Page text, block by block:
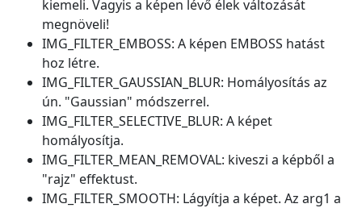
kiemeli. Vagyis a képen lévő élek változását
megnöveli!
IMG_FILTER_EMBOSS: A képen EMBOSS hatást
hoz létre.
IMG_FILTER_GAUSSIAN_BLUR: Homályosítás az
ún. "Gaussian" módszerrel.
IMG_FILTER_SELECTIVE_BLUR: A képet
homályosítja.
IMG_FILTER_MEAN_REMOVAL: kiveszi a képből a
"rajz" effektust.
IMG_FILTER_SMOOTH: Lágyítja a képet. Az arg1 a